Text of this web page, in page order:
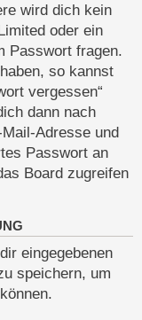
wird dich kein
oder ein
Passwort fragen.
so kannst
vergessen“
dann nach
Adresse und
Passwort an
Board zugreifen
eingegebenen
speichern, um